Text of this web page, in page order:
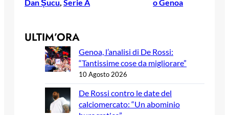
Dan Șucu, Serie A
o Genoa
ULTIM’ORA
Genoa, l’analisi di De Rossi:
“Tantissime cose da migliorare”
10 Agosto 2026
De Rossi contro le date del
calciomercato: “Un abominio